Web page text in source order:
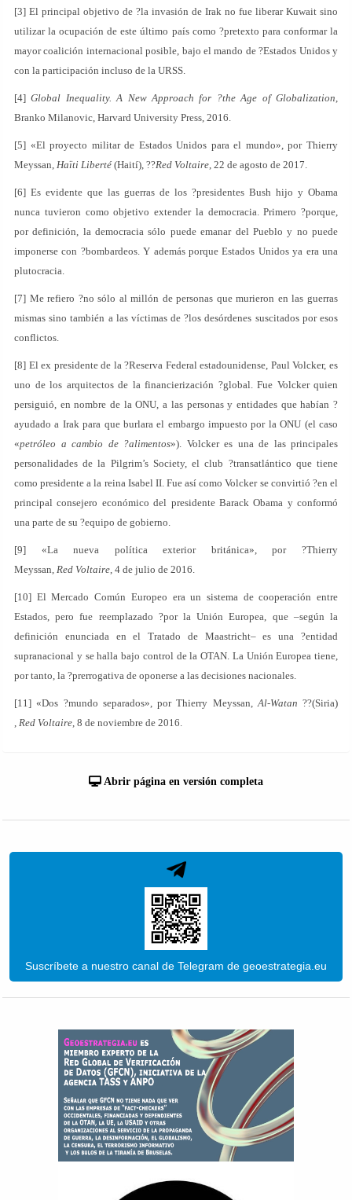
[3] El principal objetivo de ?la invasión de Irak no fue liberar Kuwait sino
utilizar la ocupación de este último país como ?pretexto para conformar la
mayor coalición internacional posible, bajo el mando de ?Estados Unidos y
con la participación incluso de la URSS.
[4]Global Inequality. A New Approach for ?the Age of Globalization,
Branko Milanovic, Harvard University Press, 2016.
[5] «El proyecto militar de Estados Unidos para el mundo», por Thierry
Meyssan, Haïti Liberté (Haití), ??Red Voltaire, 22 de agosto de 2017.
[6] Es evidente que las guerras de los ?presidentes Bush hijo y Obama
nunca tuvieron como objetivo extender la democracia. Primero ?porque,
por definición, la democracia sólo puede emanar del Pueblo y no puede
imponerse con ?bombardeos. Y además porque Estados Unidos ya era una
plutocracia.
[7] Me refiero ?no sólo al millón de personas que murieron en las guerras
mismas sino también a las víctimas de ?los desórdenes suscitados por esos
conflictos.
[8] El ex presidente de la ?Reserva Federal estadounidense, Paul Volcker, es
uno de los arquitectos de la financierización ?global. Fue Volcker quien
persiguió, en nombre de la ONU, a las personas y entidades que habían ?
ayudado a Irak para que burlara el embargo impuesto por la ONU (el caso
«petróleo a cambio de ?alimentos»). Volcker es una de las principales
personalidades de la Pilgrim’s Society, el club ?transatlántico que tiene
como presidente a la reina Isabel II. Fue así como Volcker se convirtió ?en el
principal consejero económico del presidente Barack Obama y conformó
una parte de su ?equipo de gobierno.
[9] «La nueva política exterior británica», por ?Thierry
Meyssan, Red Voltaire, 4 de julio de 2016.
[10] El Mercado Común Europeo era un sistema de cooperación entre
Estados, pero fue reemplazado ?por la Unión Europea, que –según la
definición enunciada en el Tratado de Maastricht– es una ?entidad
supranacional y se halla bajo control de la OTAN. La Unión Europea tiene,
por tanto, la ?prerrogativa de oponerse a las decisiones nacionales.
[11] «Dos ?mundo separados», por Thierry Meyssan,Al-Watan ??(Siria)
, Red Voltaire, 8 de noviembre de 2016.
Abrir página en versión completa
Suscríbete a nuestro canal de Telegram de geoestrategia.eu